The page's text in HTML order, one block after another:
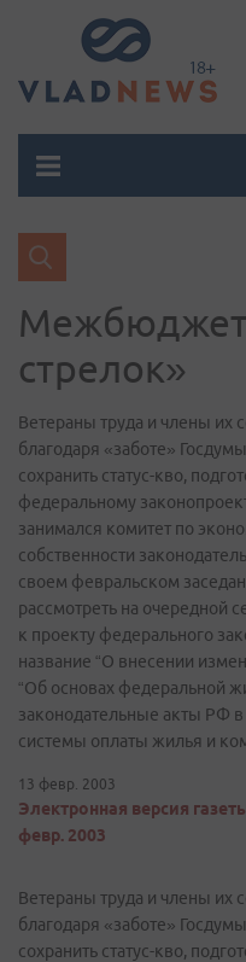
стрелок»
Ветераны труда и члены их
благодаря «заботе»
сохранить статус-кво,
федеральному
занимался комитет по
собственности
своем февральском
рассмотреть на очередной
к проекту федерального
название “О внесении
“Об основах федеральной
законодательные акты РФ
системы оплаты жилья и
13 февр. 2003
Электронная версия
февр. 2003
Ветераны труда и члены их
благодаря «заботе»
сохранить статус-кво,